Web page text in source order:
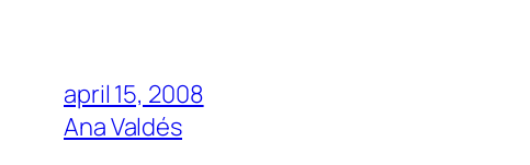
april 15, 2008
Ana Valdés